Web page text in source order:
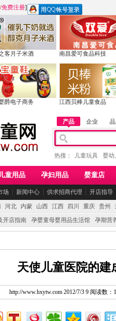
/免费注册]
客月子米酒 南昌爱可食品科技
爵电子商务 江西贝棒儿童食品
产品 企业
热搜： 儿童玩具 婴幼
童用品 孕妇用品 婴童店
场 ┆ 新闻中心 ┆ 供求招商代理 ┆ 开店指导
河北 内蒙 山西 江西 四川 重庆 贵州
开店指南 孕婴童母婴用品生活馆 孕期营
天使儿童医院的建
http://www.hxytw.com 2012/7/3 9 阅读数：